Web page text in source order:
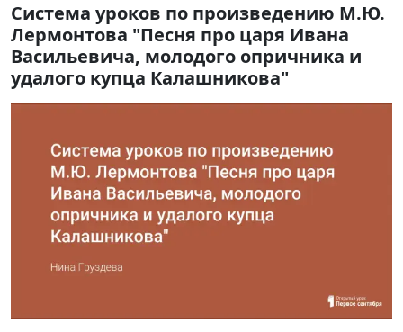
Система уроков по произведению М.Ю.
Лермонтова "Песня про царя Ивана
Васильевича, молодого опричника и
удалого купца Калашникова"